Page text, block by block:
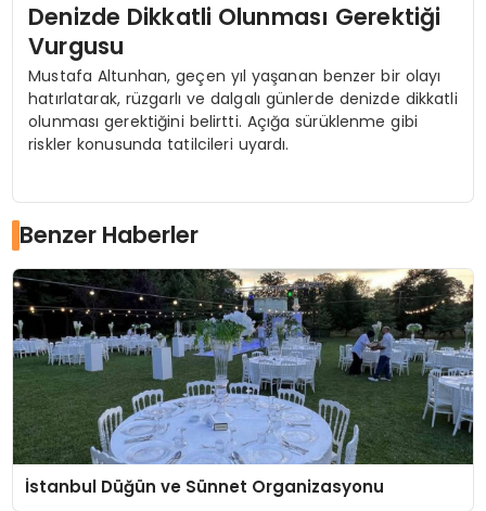
Denizde Dikkatli Olunması Gerektiği
Vurgusu
Mustafa Altunhan, geçen yıl yaşanan benzer bir olayı
hatırlatarak, rüzgarlı ve dalgalı günlerde denizde dikkatli
olunması gerektiğini belirtti. Açığa sürüklenme gibi
riskler konusunda tatilcileri uyardı.
Benzer Haberler
İstanbul Düğün ve Sünnet Organizasyonu